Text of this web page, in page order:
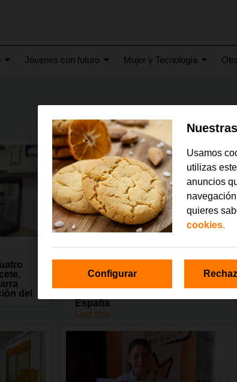
Jóvenes con futuro Mujer y Tecnología
del
junio 2026
Fundación Orange, lleva la
España
Leer más
Usamos
utilizas
anuncios
quieres
cookies.
Configurar